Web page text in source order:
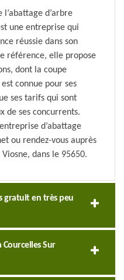
d’arbre
une entreprise qui
réussie dans son
référence, elle propose
dont la coupe
connue pour ses
ses tarifs qui sont
de ses concurrents.
d’abattage
ou rendez-vous auprès
dans le 95650.
gratuit en très peu
Courcelles Sur